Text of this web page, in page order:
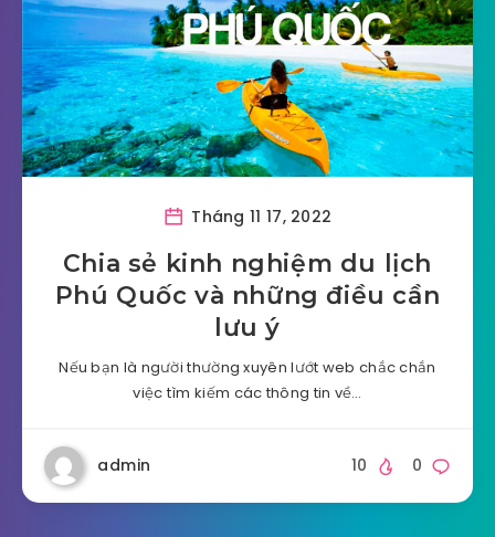
Tháng 11 17, 2022
Chia sẻ kinh nghiệm du lịch
Phú Quốc và những điều cần
lưu ý
Nếu bạn là người thường xuyên lướt web chắc chắn
việc tìm kiếm các thông tin về…
admin 0
10